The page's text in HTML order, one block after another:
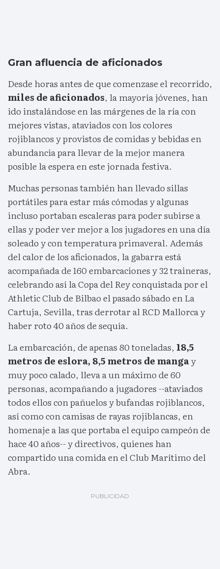
Gran afluencia de aficionados
Desde horas antes de que comenzase el recorrido,
miles de aficionados, la mayoría jóvenes, han
ido instalándose en las márgenes de la ría con
mejores vistas, ataviados con los colores
rojiblancos y provistos de comidas y bebidas en
abundancia para llevar de la mejor manera
posible la espera en este jornada festiva.
Muchas personas también han llevado sillas
portátiles para estar más cómodas y algunas
incluso portaban escaleras para poder subirse a
ellas y poder ver mejor a los jugadores en una día
soleado y con temperatura primaveral. Además
del calor de los aficionados, la gabarra está
acompañada de 160 embarcaciones y 32 traineras,
celebrando así la Copa del Rey conquistada por el
Athletic Club de Bilbao el pasado sábado en La
Cartuja, Sevilla, tras derrotar al RCD Mallorca y
haber roto 40 años de sequía.
La embarcación, de apenas 80 toneladas, 18,5
metros de eslora, 8,5 metros de mangay
muy poco calado, lleva a un máximo de 60
personas, acompañando a jugadores --ataviados
todos ellos con pañuelos y bufandas rojiblancos,
así como con camisas de rayas rojiblancas, en
homenaje a las que portaba el equipo campeón de
hace 40 años-- y directivos, quienes han
compartido una comida en el Club Marítimo del
Abra.